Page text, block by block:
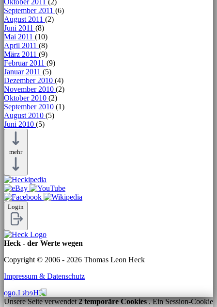
September 2011 (6)
August 2011 (2)
Juni 2011 (8)
Mai 2011 (10)
April 2011 (8)
März 2011 (9)
Februar 2011 (9)
Januar 2011 (5)
Dezember 2010 (4)
November 2010 (2)
Oktober 2010 (2)
September 2010 (1)
August 2010 (5)
Juni 2010 (5)
mehr
Login
Heck - der Werte wegen
Copyright © 2006 - 2026 Thomas Leon Heck
Impressum & Datenschutz
Unsere Seite verwendet2 temporäre Cookies. Ein Session-Cookie